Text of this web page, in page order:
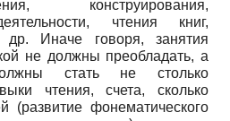
конструирования,
чтения книг,
Иначе говоря, занятия
не должны преобладать, а
стать не столько
чтения, счета, сколько
(развитие фонематического